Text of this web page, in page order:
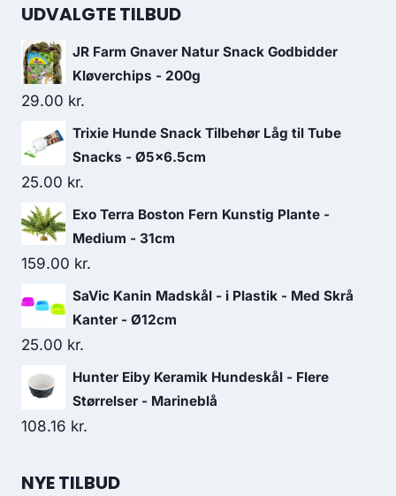
UDVALGTE TILBUD
JR Farm Gnaver Natur Snack Godbidder
Kløverchips - 200g
29.00 kr.
Trixie Hunde Snack Tilbehør Låg til Tube
Snacks - Ø5x6.5cm
25.00 kr.
Exo Terra Boston Fern Kunstig Plante -
Medium - 31cm
159.00 kr.
SaVic Kanin Madskål - i Plastik - Med Skrå
Kanter - Ø12cm
25.00 kr.
Hunter Eiby Keramik Hundeskål - Flere
Størrelser - Marineblå
108.16 kr.
NYE TILBUD